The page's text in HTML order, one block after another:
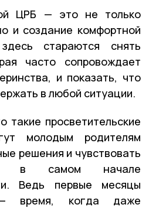
ЦРБ — это не только
и создание комфортной
стараются снять
часто сопровождает
и показать, что
в любой ситуации.
такие просветительские
молодым родителям
решения и чувствовать
в самом начале
Ведь первые месяцы
время, когда даже